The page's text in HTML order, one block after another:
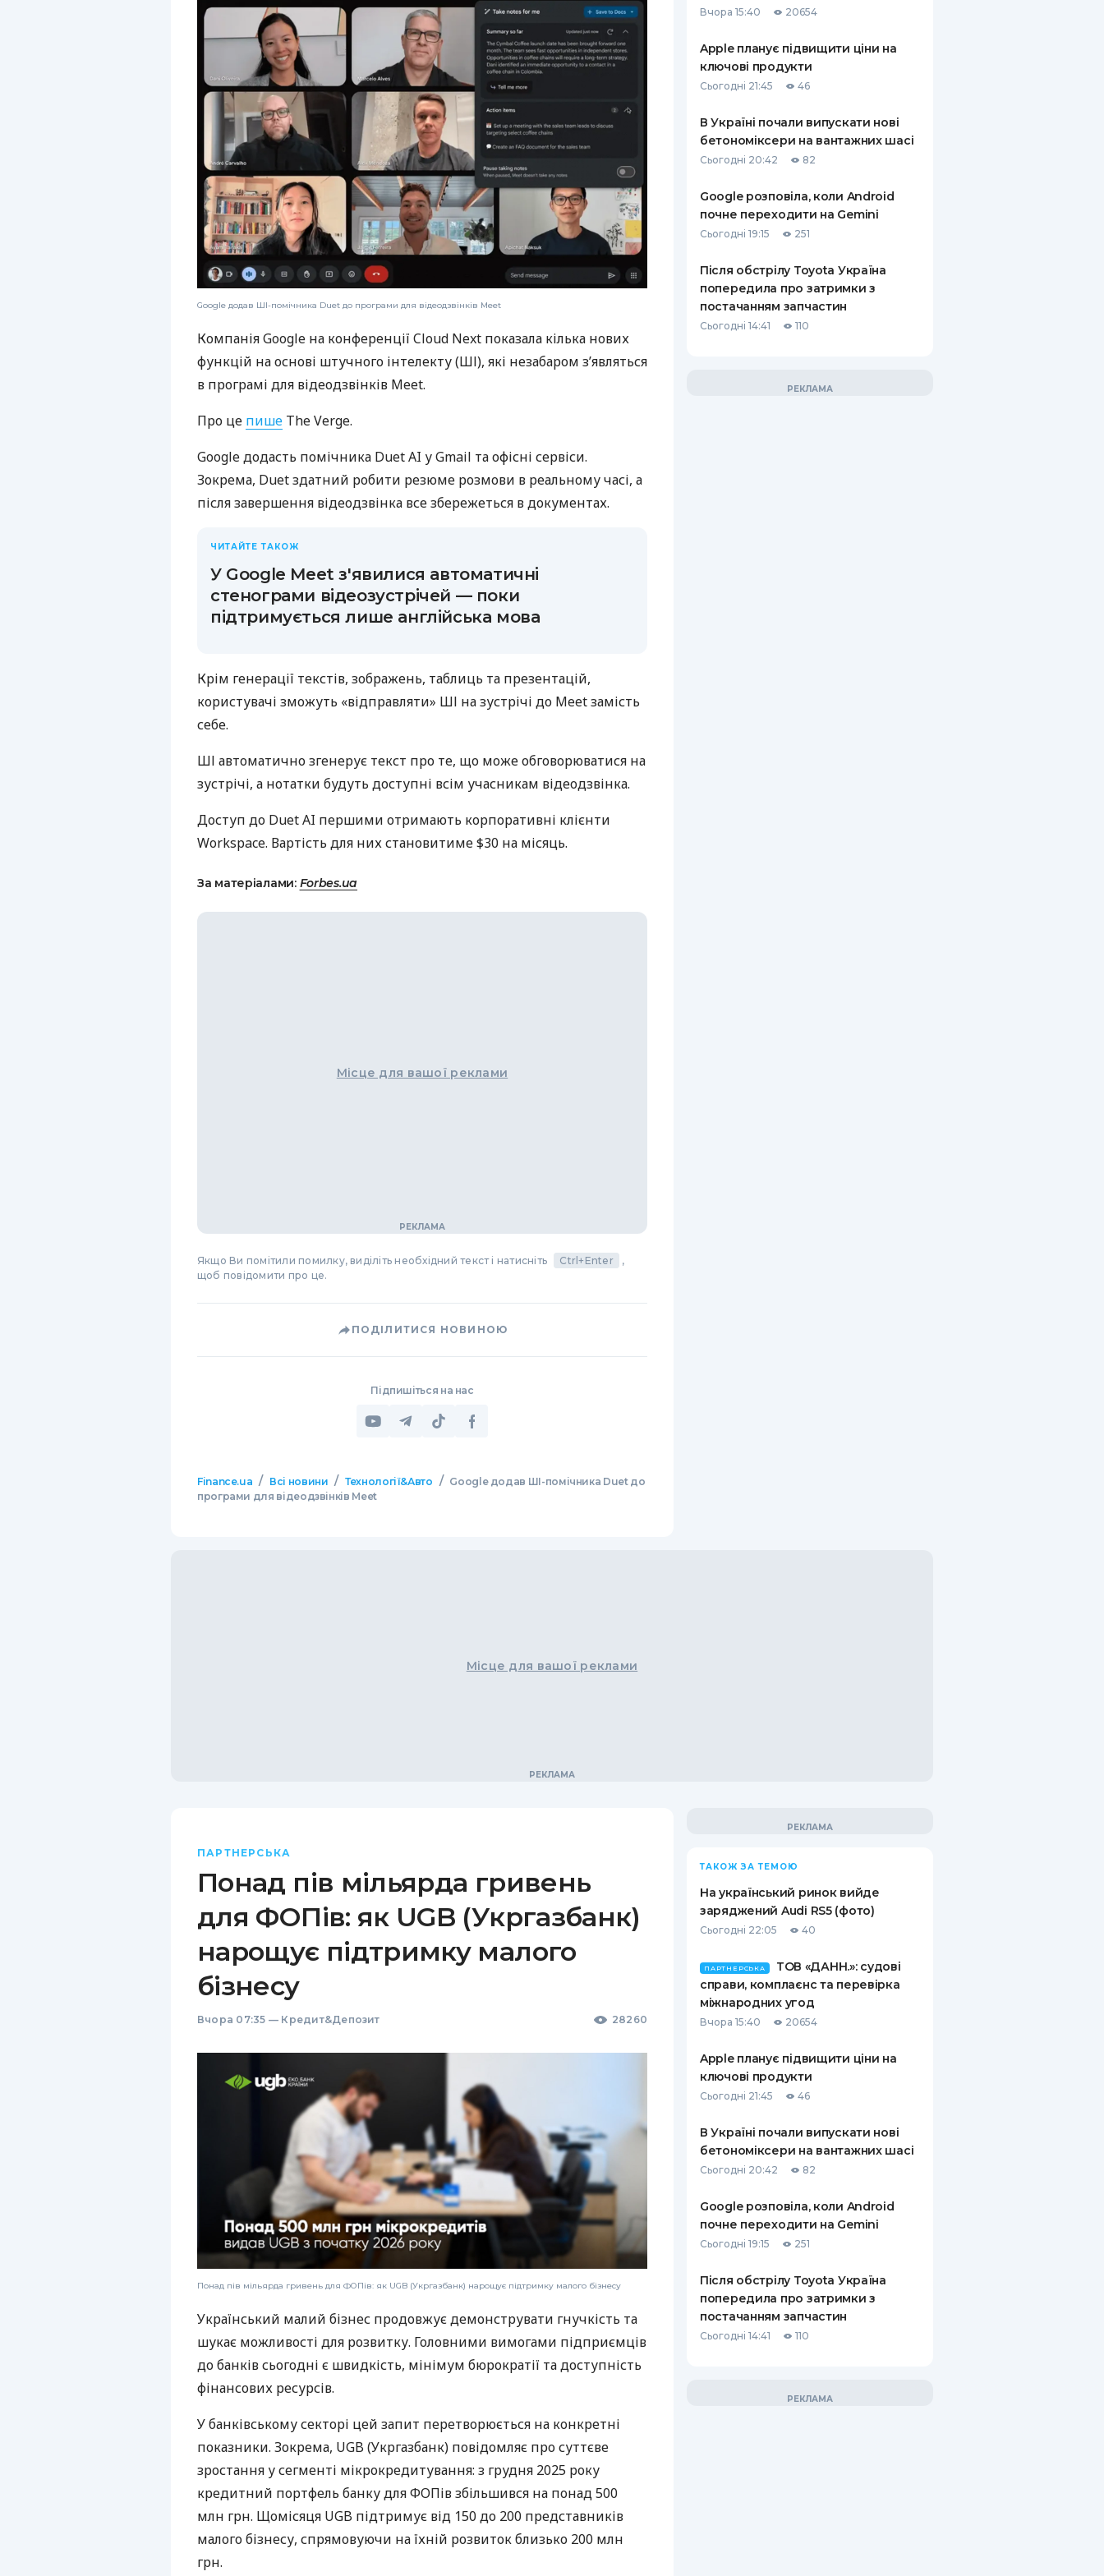
КАРТОК
ПУТІВНИКИ ПО
СТРАХУВАННЮ
ВСІ СТРАХОВІ ПОЛІСИ
ВІДГУКИ ПРО СТРАХОВІ
КОМПАНІЇ
ДОСТАВКА І ОПЛАТА
КОНТАКТИ
Google додав ШІ-помічника Duet до програми для відеодзвінків Meet
Компанія Google на конференції Cloud Next показала кілька нових
функцій на основі штучного інтелекту (ШІ), які незабаром з’являться
в програмі для відеодзвінків Meet.
Про це пише The Verge.
Google додасть помічника Duet AI у Gmail та офісні сервіси.
Зокрема, Duet здатний робити резюме розмови в реальному часі, а
після завершення відеодзвінка все збережеться в документах.
ЧИТАЙТЕ ТАКОЖ
У Google Meet з'явилися автоматичні
стенограми відеозустрічей — поки
підтримується лише англійська мова
Крім генерації текстів, зображень, таблиць та презентацій,
користувачі зможуть «відправляти» ШІ на зустрічі до Meet замість
себе.
ШІ автоматично згенерує текст про те, що може обговорюватися на
зустрічі, а нотатки будуть доступні всім учасникам відеодзвінка.
Доступ до Duet AI першими отримають корпоративні клієнти
Workspace. Вартість для них становитиме $30 на місяць.
За матеріалами: Forbes.ua
Місце для вашої реклами
Якщо Ви помітили помилку, виділіть необхідний текст і натисніть Ctrl+Enter
,
щоб повідомити про це.
ПОДІЛИТИСЯ НОВИНОЮ
Підпишіться на нас
Finance.ua / Всі новини / Технології&Авто / Google додав ШІ-помічника Duet до
програми для відеодзвінків Meet
Вчора 15:40 20654
Apple планує підвищити ціни на
ключові продукти
Сьогодні 21:45 46
В Україні почали випускати нові
бетономіксери на вантажних шасі
Сьогодні 20:42 82
Google розповіла, коли Android
почне переходити на Gemini
Сьогодні 19:15 251
Після обстрілу Toyota Україна
попередила про затримки з
постачанням запчастин
Сьогодні 14:41 110
Місце для вашої реклами
ПАРТНЕРСЬКА
Понад пів мільярда гривень
для ФОПів: як UGB (Укргазбанк)
нарощує підтримку малого
бізнесу
Вчора 07:35 — Кредит&Депозит 28260
Понад пів мільярда гривень для ФОПів: як UGB (Укргазбанк) нарощує підтримку малого бізнесу
Український малий бізнес продовжує демонструвати гнучкість та
шукає можливості для розвитку. Головними вимогами підприємців
до банків сьогодні є швидкість, мінімум бюрократії та доступність
фінансових ресурсів.
У банківському секторі цей запит перетворюється на конкретні
показники. Зокрема, UGB (Укргазбанк) повідомляє про суттєве
зростання у сегменті мікрокредитування: з грудня 2025 року
кредитний портфель банку для ФОПів збільшився на понад 500
млн грн. Щомісяця UGB підтримує від 150 до 200 представників
малого бізнесу, спрямовуючи на їхній розвиток близько 200 млн
грн.
ТАКОЖ ЗА ТЕМОЮ
На український ринок вийде
заряджений Audi RS5 (фото)
Сьогодні 22:05 40
ПАРТНЕРСЬКА
ТОВ «ДАНН.»: судові
справи, комплаєнс та перевірка
міжнародних угод
Вчора 15:40 20654
Apple планує підвищити ціни на
ключові продукти
Сьогодні 21:45 46
В Україні почали випускати нові
бетономіксери на вантажних шасі
Сьогодні 20:42 82
Google розповіла, коли Android
почне переходити на Gemini
Сьогодні 19:15 251
Після обстрілу Toyota Україна
попередила про затримки з
постачанням запчастин
Сьогодні 14:41 110